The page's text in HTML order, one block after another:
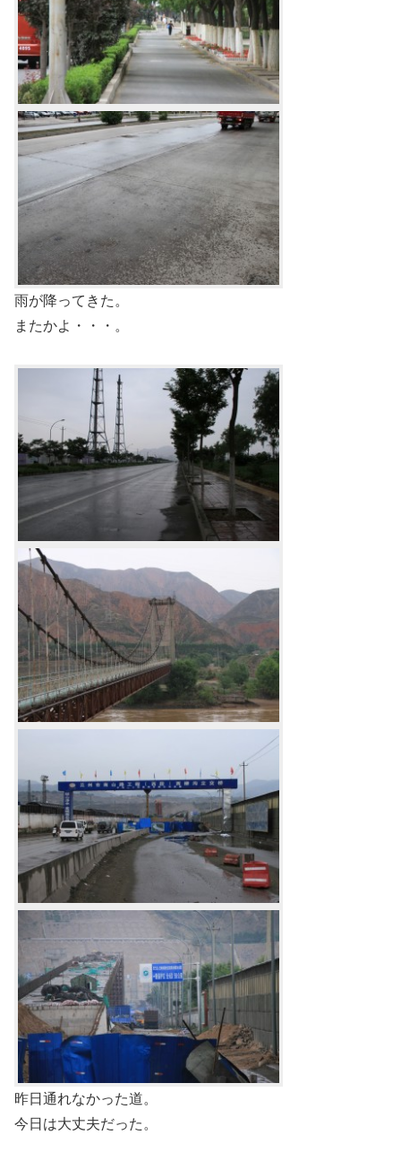
雨が降ってきた。
またかよ・・・。
昨日通れなかった道。
今日は大丈夫だった。